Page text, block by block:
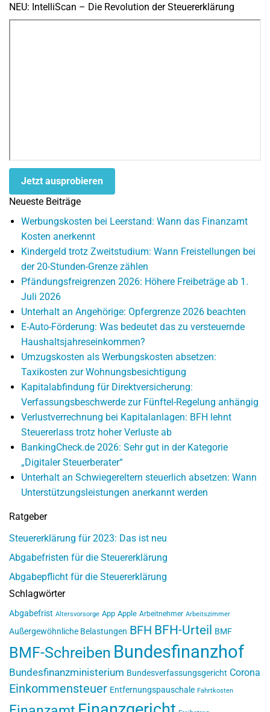
NEU: IntelliScan – Die Revolution der Steuererklärung
Jetzt ausprobieren
Neueste Beiträge
Werbungskosten bei Leerstand: Wann das Finanzamt
Kosten anerkennt
Kindergeld trotz Zweitstudium: Wann Freistellungen bei
der 20-Stunden-Grenze zählen
Pfändungsfreigrenzen 2026: Höhere Freibeträge ab 1.
Juli 2026
Unterhalt an Angehörige: Opfergrenze 2026 beachten
E-Auto-Förderung: Was bedeutet das zu versteuernde
Haushaltsjahreseinkommen?
Umzugskosten als Werbungskosten absetzen:
Taxikosten zur Wohnungsbesichtigung
Kapitalabfindung für Direktversicherung:
Verfassungsbeschwerde zur Fünftel-Regelung anhängig
Verlustverrechnung bei Kapitalanlagen: BFH lehnt
Steuererlass trotz hoher Verluste ab
BankingCheck.de 2026: Sehr gut in der Kategorie
„Digitaler Steuerberater“
Unterhalt an Schwiegereltern steuerlich absetzen: Wann
Unterstützungsleistungen anerkannt werden
Ratgeber
Steuererklärung für 2023: Das ist neu
Abgabefristen für die Steuererklärung
Abgabepflicht für die Steuererklärung
Schlagwörter
Abgabefrist Altersvorsorge App Apple Arbeitnehmer Arbeitszimmer
Außergewöhnliche Belastungen BFH BFH-Urteil BMF
BMF-Schreiben Bundesfinanzhof
Bundesfinanzministerium Bundesverfassungsgericht Corona
Einkommensteuer Entfernungspauschale Fahrtkosten